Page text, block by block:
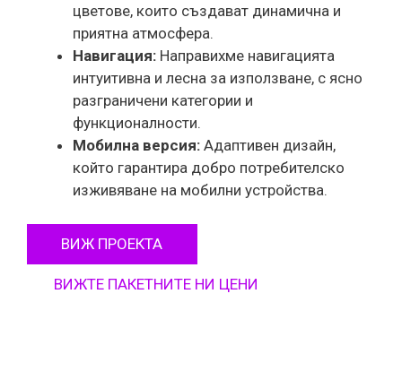
цветове, които създават динамична и
приятна атмосфера.
Навигация: Направихме навигацията
интуитивна и лесна за използване, с ясно
разграничени категории и
функционалности.
Мобилна версия: Адаптивен дизайн,
който гарантира добро потребителско
изживяване на мобилни устройства.
ВИЖ ПРОЕКТА
ВИЖТЕ ПАКЕТНИТЕ НИ ЦЕНИ